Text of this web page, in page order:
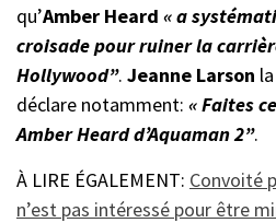
qu’Amber Heard « a
croisade pour ruiner la
Hollywood”. Jeanne Larson
déclare notamment: « Faites
Amber Heard d’Aquaman 2”.
À LIRE ÉGALEMENT: Convoité
n’est pas intéressé pour être